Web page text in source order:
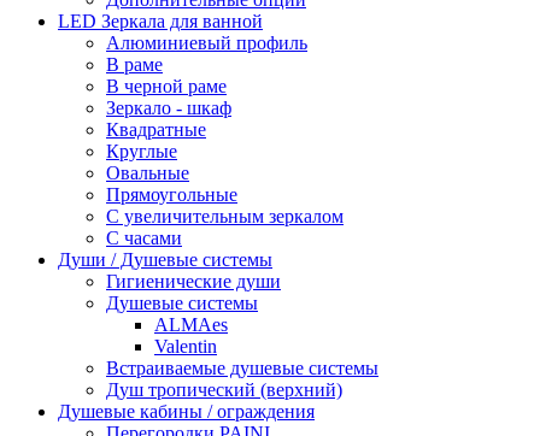
LED Зеркала для ванной
Алюминиевый профиль
В раме
В черной раме
Зеркало - шкаф
Квадратные
Круглые
Овальные
Прямоугольные
С увеличительным зеркалом
С часами
Души / Душевые системы
Гигиенические души
Душевые системы
ALMAes
Valentin
Встраиваемые душевые системы
Душ тропический (верхний)
Душевые кабины / ограждения